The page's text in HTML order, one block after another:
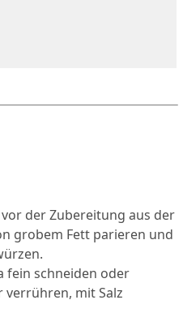
vor der Zubereitung aus der
grobem Fett parieren und
fein schneiden oder
mit Salz